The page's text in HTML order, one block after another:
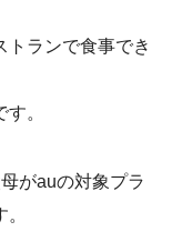
トランで食事でき
。
がauの対象プラ